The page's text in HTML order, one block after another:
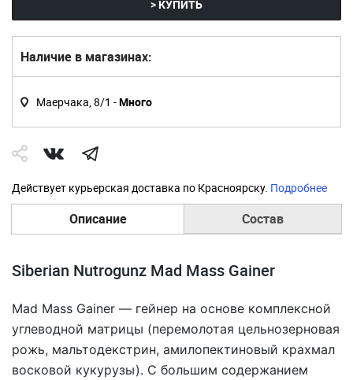
> КУПИТЬ
Наличие в магазинах:
Маерчака, 8/1 -Много
Действует курьерская доставка по Красноярску. Подробнее
Описание Состав
Siberian Nutrogunz Mad Mass Gainer
Mad Mass Gainer — гейнер на основе комплексной
углеводной матрицы (перемолотая цельнозерновая
рожь, мальтодекстрин, амилопектиновый крахмал
восковой кукурузы). С большим содержанием